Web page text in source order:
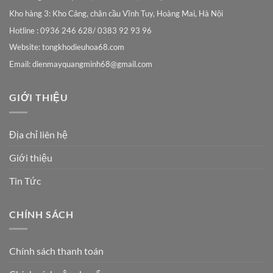
Kho hàng 3: Kho Cảng, chân cầu Vĩnh Tuy, Hoàng Mai, Hà Nội
Hotline : 0936 246 628/ 0383 92 93 96
Website: tongkhodieuhoa68.com
Email:dienmayquangminh68@gmail.com
GIỚI THIỆU
Địa chỉ liên hệ
Giới thiệu
Tin Tức
CHÍNH SÁCH
Chính sách thanh toán